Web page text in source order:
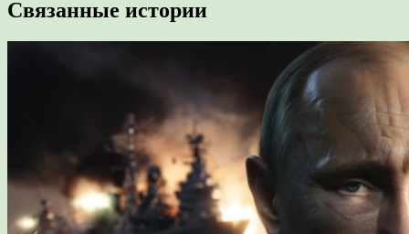
Связанные истории